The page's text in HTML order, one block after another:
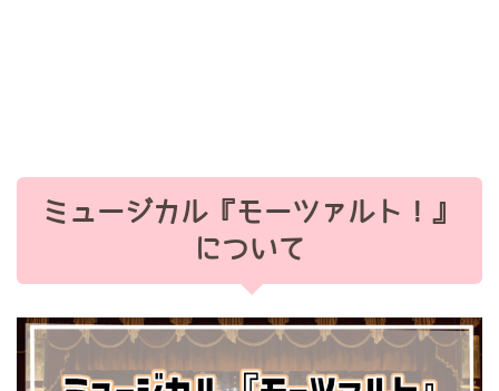
ミュージカル『モーツァルト！』
について